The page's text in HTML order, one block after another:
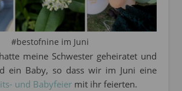
#bestofnine im Juni
meine Schwester geheiratet und
ein Baby, so dass wir im Juni eine
und Babyfeier mit ihr feierten.